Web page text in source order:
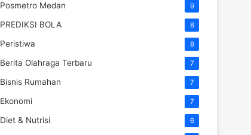
Posmetro Medan 9
PREDIKSI BOLA 8
Peristiwa 8
Berita Olahraga Terbaru 7
Bisnis Rumahan 7
Ekonomi 7
Diet & Nutrisi 6